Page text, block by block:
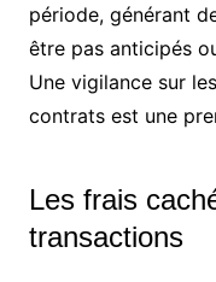
période, générant
être pas anticipés
Une vigilance sur
contrats est une
Les frais
transactions